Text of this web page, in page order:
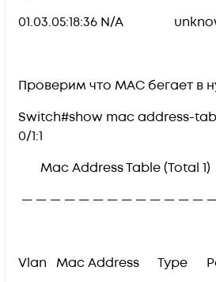
01.03.05:18:36 N/A
Проверим что МАС бегает в
Switch#show mac address-
0/1:1
Mac Address Table (Total 1)
— — — — — — — — — — — — —
Vlan Mac Address Type